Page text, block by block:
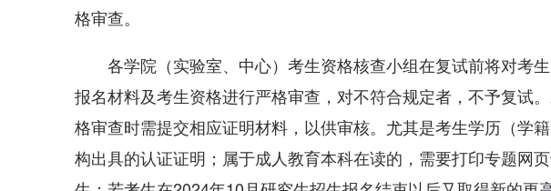
格审查。
各学院（实验室、中心）考生资格核查小组在复试前将对考
报名材料及考生资格进行严格审查，对不符合规定者，不予复试
格审查时需提交相应证明材料，以供审核。尤其是考生学历（学
构出具的认证证明；属于成人教育本科在读的，需要打印专题网